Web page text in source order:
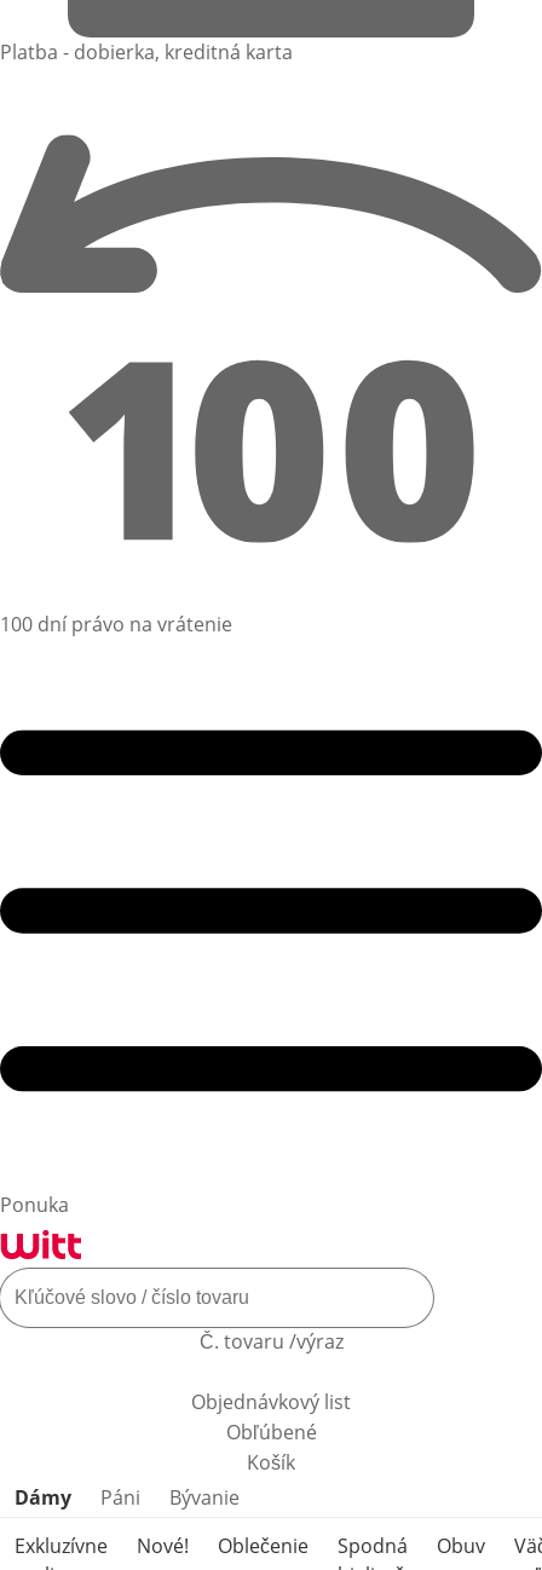
Platba - dobierka, kreditná karta
100 dní právo na vrátenie
Ponuka
Č. tovaru /výraz
Objednávkový list
Obľúbené
Košík
Preskočiť kategórie produktov
Dámy Páni
Bývanie
Exkluzívne
Nové! Oblečenie
Spodná
Obuv